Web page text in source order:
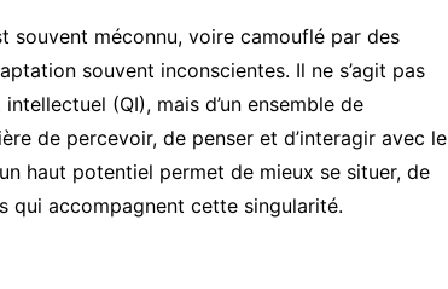
souvent méconnu, voire camouflé par des
souvent inconscientes. Il ne s’agit pas
(QI), mais d’un ensemble de
de percevoir, de penser et d’interagir avec le
haut potentiel permet de mieux se situer, de
qui accompagnent cette singularité.